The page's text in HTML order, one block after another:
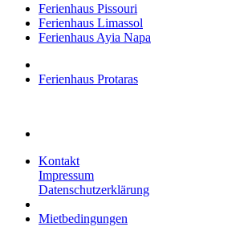
Ferienhaus Pissouri
Ferienhaus Limassol
Ferienhaus Ayia Napa
Ferienhaus Protaras
Kontakt
Impressum
Datenschutzerklärung
Mietbedingungen